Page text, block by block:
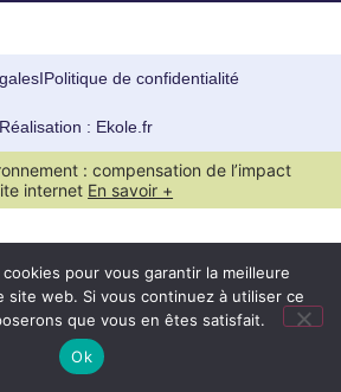
IPolitique de confidentialité
Réalisation : Ekole.fr
pour vous garantir la meilleure
site web. Si vous continuez à utiliser ce
que vous en êtes satisfait.
Ok
: compensation de l’impact
internet En savoir +